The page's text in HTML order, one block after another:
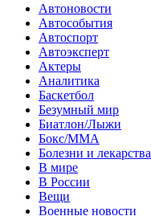
Автоновости
Автособытия
Автоспорт
Автоэксперт
Актеры
Аналитика
Баскетбол
Безумный мир
Биатлон/Лыжи
Бокс/MMA
Болезни и лекарства
В мире
В России
Вещи
Военные новости